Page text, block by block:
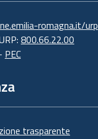
romagna.it/urp
800.66.22.00
PEC
trasparente